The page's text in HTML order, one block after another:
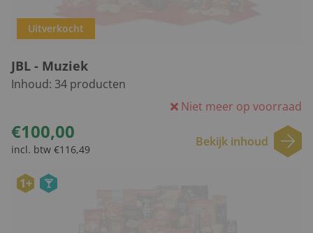
Uitverkocht
JBL - Muziek
Inhoud: 34 producten
Niet meer op voorraad
€100,00
incl. btw €116,49
Bekijk inhoud
1+